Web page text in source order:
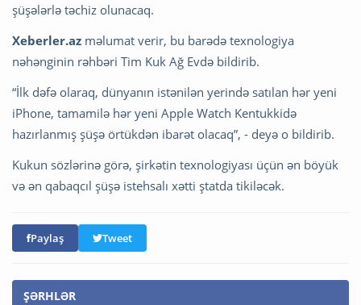
şüşələrlə təchiz olunacaq.
Xeberler.az məlumat verir, bu barədə texnologiya
nəhənginin rəhbəri Tim Kuk Ağ Evdə bildirib.
“İlk dəfə olaraq, dünyanın istənilən yerində satılan hər yeni
iPhone, tamamilə hər yeni Apple Watch Kentukkidə
hazırlanmış şüşə örtükdən ibarət olacaq”, - deyə o bildirib.
Kukun sözlərinə görə, şirkətin texnologiyası üçün ən böyük
və ən qabaqcıl şüşə istehsalı xətti ştatda tikiləcək.
Paylaş Tweet
ŞƏRHLƏR